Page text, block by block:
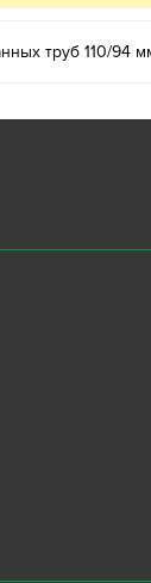
труб 110/94